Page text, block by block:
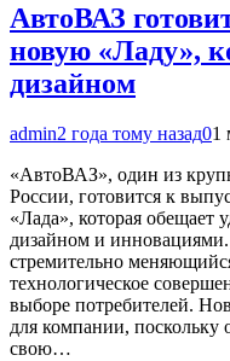
АвтоВАЗ
новую «Ладу»,
дизайном
admin2 года тому назад01
«АвтоВАЗ», один из
России, готовится к
«Лада», которая обещает
дизайном и инновациями.
стремительно
технологическое
выборе потребителей.
для компании, поскольку
свою…